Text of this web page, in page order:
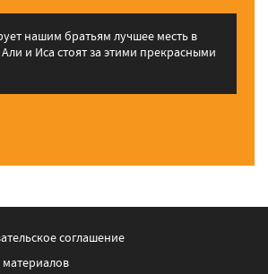
нашим братьям лучшее месть в
и Иса стоят за этими прекрасными
соглашение